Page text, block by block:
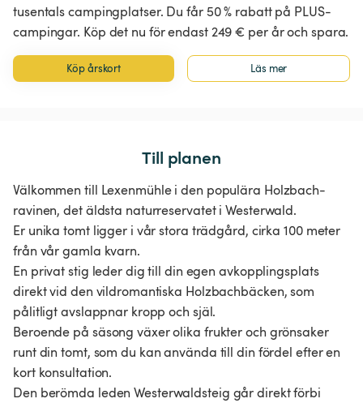
tusentals campingplatser. Du får 50 % rabatt på PLUS-
campingar. Köp det nu för endast 249 € per år och spara.
Köp årskort Läs mer
Till planen
Välkommen till Lexenmühle i den populära Holzbach-
ravinen, det äldsta naturreservatet i Westerwald.
Er unika tomt ligger i vår stora trädgård, cirka 100 meter
från vår gamla kvarn.
En privat stig leder dig till din egen avkopplingsplats
direkt vid den vildromantiska Holzbachbäcken, som
pålitligt avslappnar kropp och själ.
Beroende på säsong växer olika frukter och grönsaker
runt din tomt, som du kan använda till din fördel efter en
kort konsultation.
Den berömda leden Westerwaldsteig går direkt förbi